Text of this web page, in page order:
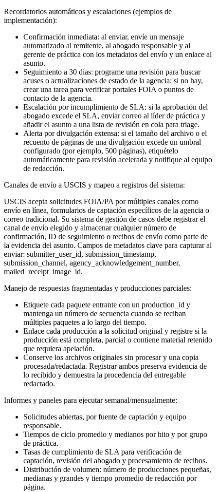
Recordatorios automáticos y escalaciones (ejemplos de
implementación):
Confirmación inmediata: al enviar, envíe un mensaje
automatizado al remitente, al abogado responsable y al
gerente de práctica con los metadatos del envío y un enlace al
asunto.
Seguimiento a 30 días: programe una revisión para buscar
acuses o actualizaciones de estado de la agencia; si no hay,
crear una tarea para verificar portales FOIA o puntos de
contacto de la agencia.
Escalación por incumplimiento de SLA: si la aprobación del
abogado excede el SLA, enviar correo al líder de práctica y
añadir el asunto a una lista de revisión en cola para triage.
Alerta por divulgación extensa: si el tamaño del archivo o el
recuento de páginas de una divulgación excede un umbral
configurado (por ejemplo, 500 páginas), etiquételo
automáticamente para revisión acelerada y notifique al equipo
de redacción.
Canales de envío a USCIS y mapeo a registros del sistema:
USCIS acepta solicitudes FOIA/PA por múltiples canales como
envío en línea, formularios de captación específicos de la agencia o
correo tradicional. Su sistema de gestión de casos debe registrar el
canal de envío elegido y almacenar cualquier número de
confirmación, ID de seguimiento o recibos de envío como parte de
la evidencia del asunto. Campos de metadatos clave para capturar al
enviar: submitter_user_id, submission_timestamp,
submission_channel, agency_acknowledgement_number,
mailed_receipt_image_id.
Manejo de respuestas fragmentadas y producciones parciales:
Etiquete cada paquete entrante con un production_id y
mantenga un número de secuencia cuando se reciban
múltiples paquetes a lo largo del tiempo.
Enlace cada producción a la solicitud original y registre si la
producción está completa, parcial o contiene material retenido
que requiera apelación.
Conserve los archivos originales sin procesar y una copia
procesada/redactada. Registrar ambos preserva evidencia de
lo recibido y demuestra la procedencia del entregable
redactado.
Informes y paneles para ejecutar semanal/mensualmente:
Solicitudes abiertas, por fuente de captación y equipo
responsable.
Tiempos de ciclo promedio y medianos por hito y por grupo
de práctica.
Tasas de cumplimiento de SLA para verificación de
captación, revisión del abogado y procesamiento de recibos.
Distribución de volumen: número de producciones pequeñas,
medianas y grandes y tiempo promedio de redacción por
página.